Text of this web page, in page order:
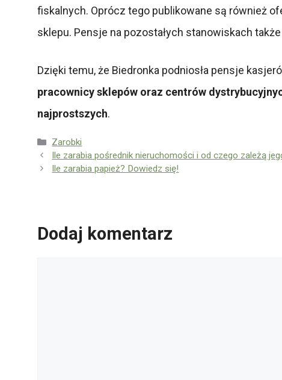
fiskalnych. Oprócz tego publikowane są również
sklepu. Pensje na pozostałych stanowiskach
Dzięki temu, że Biedronka podniosła pensje
pracownicy sklepów oraz centrów
najprostszych.
Kategorie
Zarobki
Ile zarabia pośrednik nieruchomości i od czego zależą
Ile zarabia papież? Dowiedz się!
Dodaj komentarz